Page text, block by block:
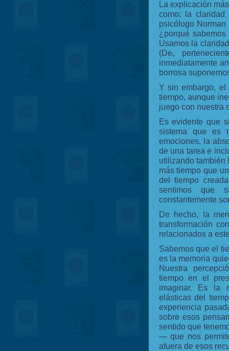
La explicación
como; la
psicólogo
¿porqué
Usamos la
(De,
inmediatamente
borrosa
Y sin embargo, el
tiempo, aunque
juego con nuestra
Es evidente que
sistema que es
emociones, la
de una tarea e
utilizando también
más tiempo que
del tiempo
sentimos que
constantemente
De hecho, la
transformación
relacionados a
Sabemos que el
es la memoria
Nuestra
tiempo en el
imaginar. Es la
elásticas del
experiencia
sobre esos
sentido que
— que nos
afuera de esos